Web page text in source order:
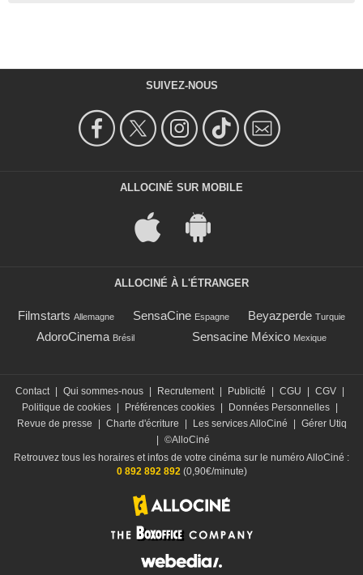
SUIVEZ-NOUS
ALLOCINÉ SUR MOBILE
ALLOCINÉ À L'ÉTRANGER
Filmstarts Allemagne SensaCine Espagne Beyazperde Turquie
AdoroCinema Brésil Sensacine México Mexique
Contact Qui sommes-nous Recrutement Publicité CGU CGV
Politique de cookies
Préférences cookies Données Personnelles
Revue de presse
Charte d'écriture Les services AlloCiné
Gérer Utiq
©AlloCiné
Retrouvez tous les horaires et infos de votre cinéma sur le numéro AlloCiné :
0 892 892 892(0,90€/minute)